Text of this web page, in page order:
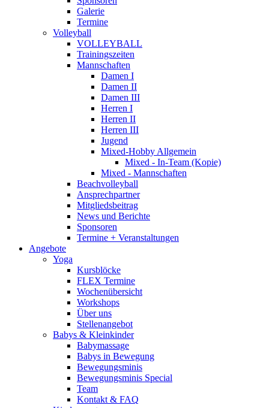
Galerie
Termine
Volleyball
VOLLEYBALL
Trainingszeiten
Mannschaften
Damen I
Damen II
Damen III
Herren I
Herren II
Herren III
Jugend
Mixed-Hobby Allgemein
Mixed - In-Team (Kopie)
Mixed - Mannschaften
Beachvolleyball
Ansprechpartner
Mitgliedsbeitrag
News und Berichte
Sponsoren
Termine + Veranstaltungen
Angebote
Yoga
Kursblöcke
FLEX Termine
Wochenübersicht
Workshops
Über uns
Stellenangebot
Babys & Kleinkinder
Babymassage
Babys in Bewegung
Bewegungsminis
Bewegungsminis Special
Team
Kontakt & FAQ